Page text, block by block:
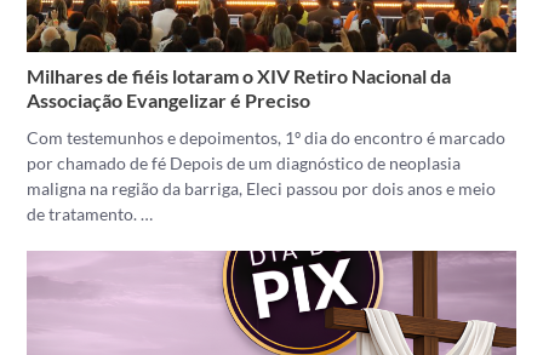
Milhares de fiéis lotaram o XIV Retiro Nacional da
Associação Evangelizar é Preciso
Com testemunhos e depoimentos, 1º dia do encontro é marcado
por chamado de fé Depois de um diagnóstico de neoplasia
maligna na região da barriga, Eleci passou por dois anos e meio
de tratamento. …